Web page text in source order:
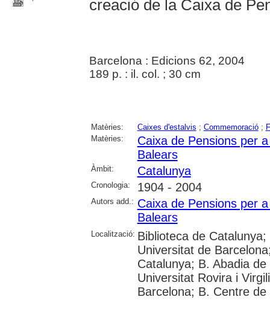
creació de la Caixa de
Barcelona : Edicions 62, 2004
189 p. : il. col. ; 30 cm
Matèries: Caixes d'estalvis ; Commemoració;
Matèries:
Caixa de Pensions per
Balears
Àmbit: Catalunya
Cronologia: 1904 - 2004
Autors add.: Caixa de Pensions per
Balears
Localització: Biblioteca de
Universitat de
Catalunya; B. Abadia
Universitat Rovira i
Barcelona; B. Centre